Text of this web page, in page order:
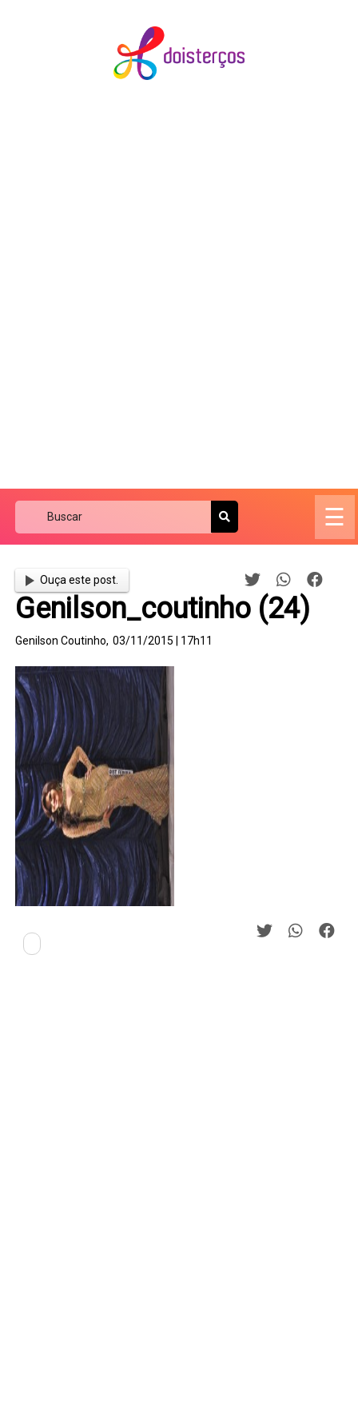
☰
Ouça este post.
Genilson_coutinho (24)
Genilson Coutinho, 03/11/2015 | 17h11